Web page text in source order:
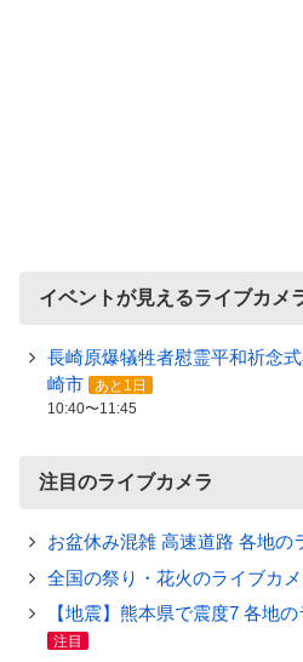
イベントが見えるライブカメ
長崎原爆犠牲者慰霊平和祈念
崎市
あと1日
10:40〜11:45
注目のライブカメラ
お盆休み混雑 高速道路 各地の
全国の祭り・花火のライブカ
【地震】熊本県で震度7 各地
注目